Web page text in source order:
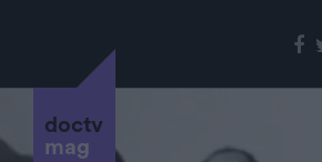
doctv
mag